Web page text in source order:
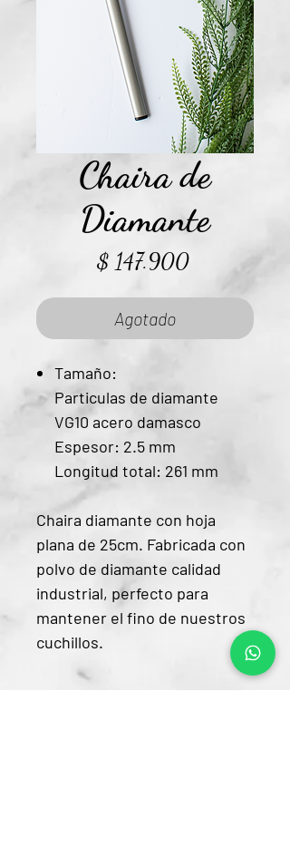
Chaira de
Diamante
$ 147.900Precio
Agotado
Tamaño:
Particulas de diamante
VG10 acero damasco
Espesor: 2.5 mm
Longitud total: 261 mm
Chaira diamante con hoja
plana de 25cm. Fabricada con
polvo de diamante calidad
industrial, perfecto para
mantener el fino de nuestros
cuchillos.